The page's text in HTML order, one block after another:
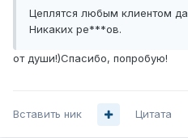
Цеплятся любым клиентом
Никаких ре***ов.
от души!)Спасибо, попробую!
Вставить ник Цитата